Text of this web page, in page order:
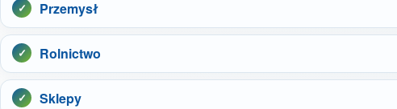
Przemysł
Rolnictwo
Sklepy